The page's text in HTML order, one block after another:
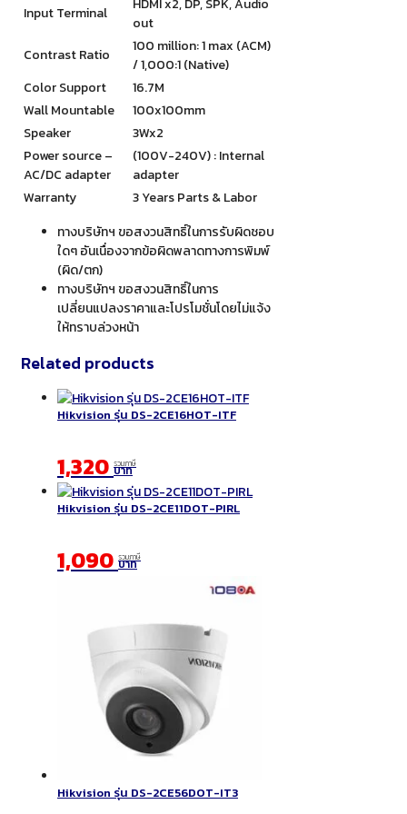
Input Terminal
HDMI x2, DP, SPK, Audio
out
Contrast Ratio
100 million: 1 max (ACM)
/ 1,000:1 (Native)
Color Support
16.7M
Wall Mountable
100x100mm
Speaker
3Wx2
Power source –
AC/DC adapter
(100V-240V) : Internal
adapter
Warranty
3 Years Parts & Labor
ทางบริษัทฯ ขอสงวนสิทธิ์ในการรับผิดชอบ
ใดๆ อันเนื่องจากข้อผิดพลาดทางการพิมพ์
(ผิด/ตก)
ทางบริษัทฯ ขอสงวนสิทธิ์ในการ
เปลี่ยนแปลงราคาและโปรโมชั่นโดยไม่แจ้ง
ให้ทราบล่วงหน้า
Related products
Hikvision รุ่น DS-2CE16HOT-ITF
1,320 รวมภาษี
บาท
Hikvision รุ่น DS-2CE11DOT-PIRL
1,090 รวมภาษี
บาท
Hikvision รุ่น DS-2CE56DOT-IT3